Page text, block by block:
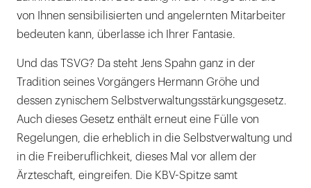
von Ihnen sensibilisierten und angelernten Mitarbeiter
bedeuten kann, überlasse ich Ihrer Fantasie.
Und das TSVG? Da steht Jens Spahn ganz in der
Tradition seines Vorgängers Hermann Gröhe und
dessen zynischem Selbstverwaltungsstärkungsgesetz.
Auch dieses Gesetz enthält erneut eine Fülle von
Regelungen, die erheblich in die Selbstverwaltung und
in die Freiberuflichkeit, dieses Mal vor allem der
Ärzteschaft, eingreifen. Die KBV-Spitze samt